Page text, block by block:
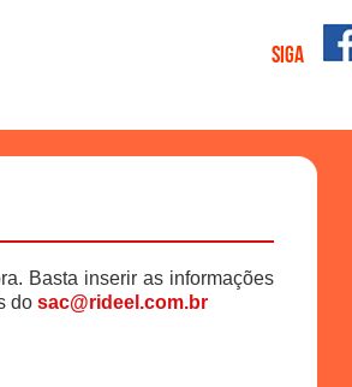
SIGA
Basta inserir as informações
do sac@rideel.com.br